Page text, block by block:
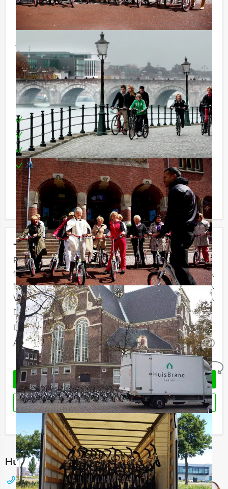
Jouw uitje
Prijs :
12 - 15 personen
€ 69,50 p.p.
16 - 29 personen
€ 66,50 p.p.
Vanaf 30 personen
€ 62,50 p.p.
De prijzen zijn exclusief BTW
Duur:
4 uur en 30 minuten
Aantal:
Minimaal 12 personen i
Geheel vrijblijvend
OFFERTE AANVRAGEN
RESERVEREN
Ik heb een vraag over dit uitje
Hulp nodig bij het kiezen?
088 428 81 82
Bedrijfsuitje of groepsuitje op moderne
kickbikes voor kleine en grotere groepen:
Bij Stepverhuur.nu kunnen jullie elk uitje in de door
jullie gekozen stad op maat reserveren, ook als jullie
met minder personen willen deelnemen. Als jullie het
standaard minimale boekingsbedrag betalen, is elk
steparrangement door ons te organiseren.
Inclusief:
Professionele privé gids (met jarenlange ervaring)
Kickbike
3-gangen lunch in 3 restaurants naar keuze
Te boeken op uw gewenste dag en tijdstip!
Exclusief:
- Bezorgkosten